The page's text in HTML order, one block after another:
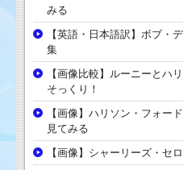
みる
【英語・日本語訳】ボブ・
集
【画像比較】ルーニーとハ
そっくり！
【画像】ハリソン・フォー
見てみる
【画像】シャーリーズ・セ